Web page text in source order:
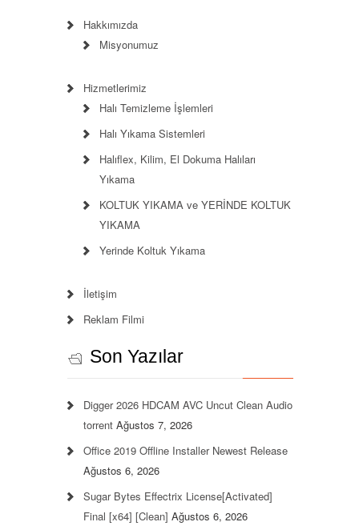
Hakkımızda
Misyonumuz
Hizmetlerimiz
Halı Temizleme İşlemleri
Halı Yıkama Sistemleri
Halıflex, Kilim, El Dokuma Halıları
Yıkama
KOLTUK YIKAMA ve YERİNDE KOLTUK
YIKAMA
Yerinde Koltuk Yıkama
İletişim
Reklam Filmi
Son Yazılar
Digger 2026 HDCAM AVC Uncut Clean Audio
torrent Ağustos 7, 2026
Office 2019 Offline Installer Newest Release
Ağustos 6, 2026
Sugar Bytes Effectrix License[Activated]
Final [x64] [Clean] Ağustos 6, 2026